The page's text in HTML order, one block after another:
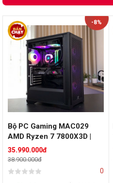
-8%
Bộ PC Gaming MAC029
AMD Ryzen 7 7800X3D |
RTX 5060| RAM 16GB |
500GB
35.990.000đ
38.900.000đ
0